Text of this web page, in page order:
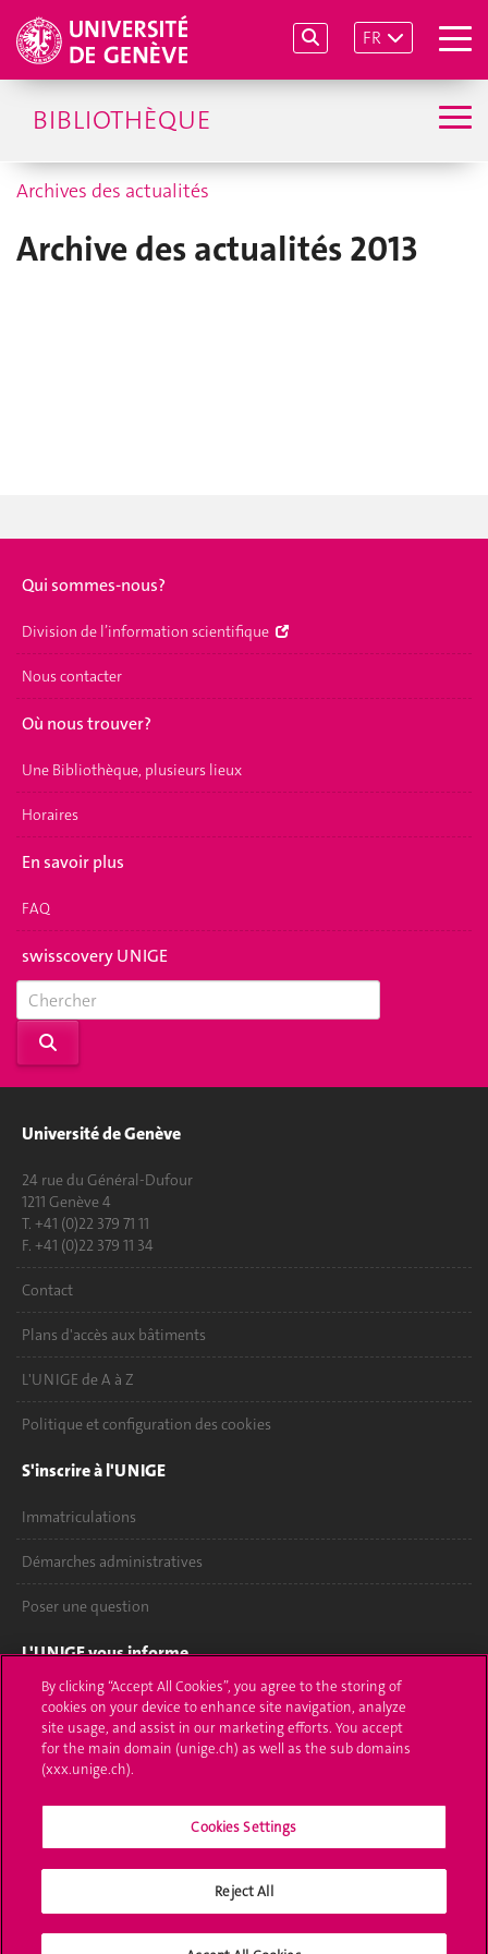
FR
BIBLIOTHÈQUE
Archives des actualités
Archive des actualités 2013
Qui sommes-nous?
Division de l’information scientifique
Nous contacter
Où nous trouver?
Une Bibliothèque, plusieurs lieux
Horaires
En savoir plus
FAQ
swisscovery UNIGE
Université de Genève
24 rue du Général-Dufour
1211 Genève 4
T. +41 (0)22 379 71 11
F. +41 (0)22 379 11 34
Contact
Plans d'accès aux bâtiments
L'UNIGE de A à Z
Politique et configuration des cookies
S'inscrire à l'UNIGE
Immatriculations
Démarches administratives
Poser une question
L'UNIGE vous informe
UNIGE Mobile
Médias
Calendrier académique
By clicking “Accept All Cookies”, you agree to the storing of
cookies on your device to enhance site navigation, analyze
site usage, and assist in our marketing efforts. You accept
for the main domain (unige.ch) as well as the sub domains
(xxx.unige.ch).
Cookies Settings
Reject All